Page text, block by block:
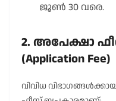
ജൂൺ 30 വരെ.
2. അപേക്ഷാ
(Application Fee)
വിവിധ